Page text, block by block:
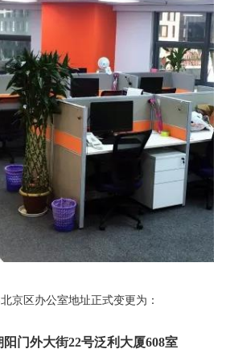
京区办公室地址正式变更为：
门外大街22号泛利大厦608室